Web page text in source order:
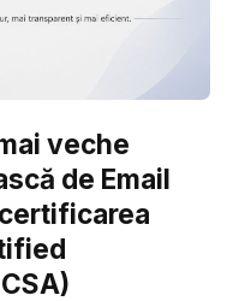
veche
de Email